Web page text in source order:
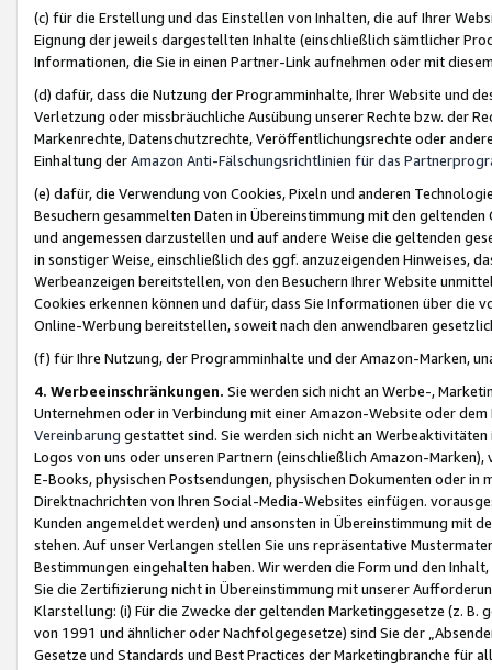
(c) für die Erstellung und das Einstellen von Inhalten, die auf Ihrer
Eignung der jeweils dargestellten Inhalte (einschließlich sämtlicher
Informationen, die Sie in einen Partner-Link aufnehmen oder mit
(d) dafür, dass die Nutzung der Programminhalte, Ihrer Website und
Verletzung oder missbräuchliche Ausübung unserer Rechte bzw. der
Markenrechte, Datenschutzrechte, Veröffentlichungsrechte oder
Einhaltung derAmazon Anti-Fälschungsrichtlinien für das
(e) dafür, die Verwendung von Cookies, Pixeln und anderen
Besuchern gesammelten Daten in Übereinstimmung mit den
und angemessen darzustellen und auf andere Weise die geltenden
in sonstiger Weise, einschließlich des ggf. anzuzeigenden Hinweises,
Werbeanzeigen bereitstellen, von den Besuchern Ihrer Website
Cookies erkennen können und dafür, dass Sie Informationen über die
Online-Werbung bereitstellen, soweit nach den anwendbaren
(f) für Ihre Nutzung, der Programminhalte und der Amazon-Marken,
4. Werbeeinschränkungen. Sie werden sich nicht an Werbe-,
Unternehmen oder in Verbindung mit einer Amazon-Website oder
Vereinbarung gestattet sind. Sie werden sich nicht an
Logos von uns oder unseren Partnern (einschließlich Amazon-
E-Books, physischen Postsendungen, physischen Dokumenten oder in
Direktnachrichten von Ihren Social-Media-Websites einfügen.
Kunden angemeldet werden) und ansonsten in Übereinstimmung mit
stehen. Auf unser Verlangen stellen Sie uns repräsentative
Bestimmungen eingehalten haben. Wir werden die Form und den
Sie die Zertifizierung nicht in Übereinstimmung mit unserer
Klarstellung: (i) Für die Zwecke der geltenden Marketinggesetze (z. B.
von 1991 und ähnlicher oder Nachfolgegesetze) sind Sie der
Gesetze und Standards und Best Practices der Marketingbranche für